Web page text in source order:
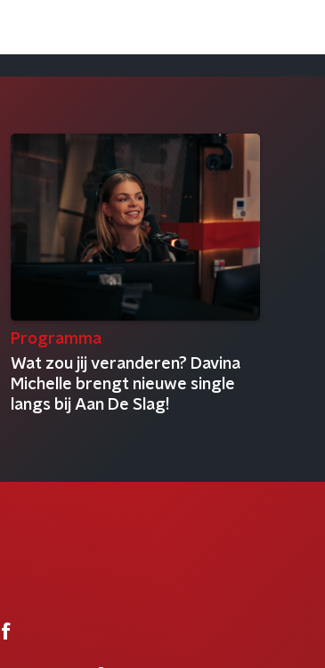
Programma
Wat zou jij veranderen? Davina
Michelle brengt nieuwe single
langs bij Aan De Slag!